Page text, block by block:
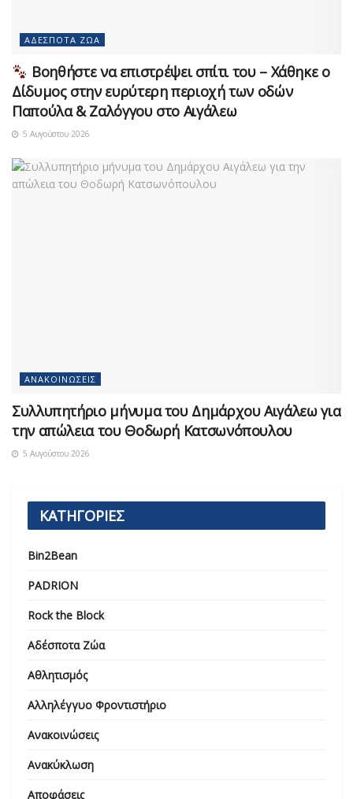
ΑΔΈΣΠΟΤΑ ΖΏΑ
Βοηθήστε να επιστρέψει σπίτι του – Χάθηκε ο
Δίδυμος στην ευρύτερη περιοχή των οδών
Παπούλα & Ζαλόγγου στο Αιγάλεω
5 Αυγούστου 2026
ΑΝΑΚΟΙΝΏΣΕΙΣ
Συλλυπητήριο μήνυμα του Δημάρχου Αιγάλεω για
την απώλεια του Θοδωρή Κατσωνόπουλου
5 Αυγούστου 2026
ΚΑΤΗΓΟΡΙΕΣ
Bin2Bean
PADRION
Rock the Block
Αδέσποτα Ζώα
Αθλητισμός
Αλληλέγγυο Φροντιστήριο
Ανακοινώσεις
Ανακύκλωση
Αποφάσεις